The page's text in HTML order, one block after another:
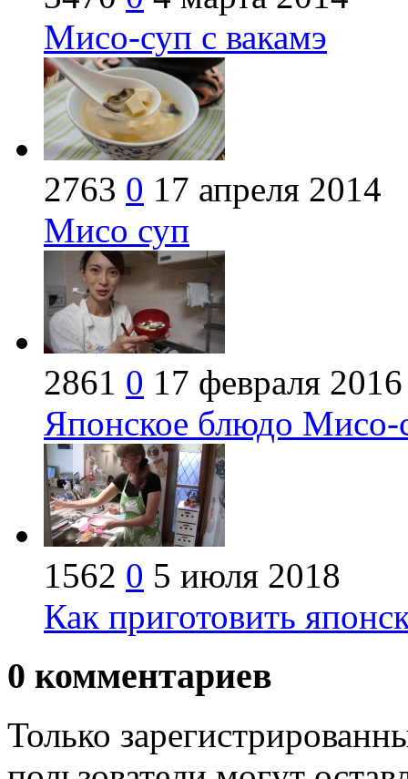
Мисо-суп с вакамэ
2763 0 17 апреля 2014
Мисо суп
2861 0 17 февраля 2016
Японское блюдо Мисо-
1562 0 5 июля 2018
Как приготовить
0 комментариев
Только